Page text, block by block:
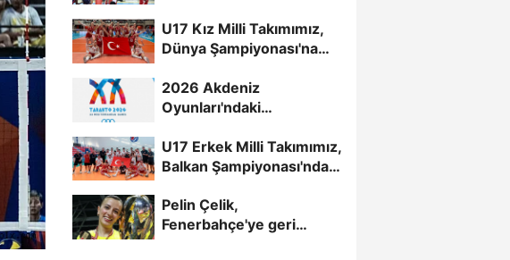
U17 Kız Milli Takımımız,
Dünya Şampiyonası'na
2026 Akdeniz
Oyunları'ndaki
U17 Erkek Milli Takımımız,
Balkan Şampiyonası'nda
Pelin Çelik,
Fenerbahçe'ye geri